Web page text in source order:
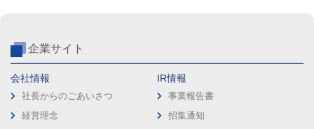
企業サイト
会社情報
社長からのごあいさつ
経営理念
IR情報
事業報告書
招集通知